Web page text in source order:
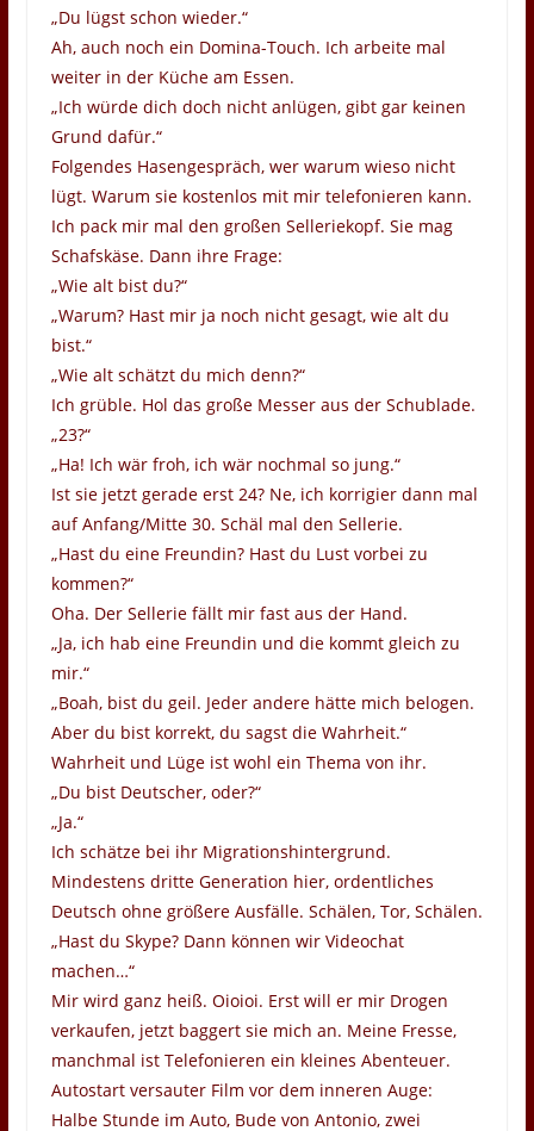
„Du lügst schon wieder.“
Ah, auch noch ein Domina-Touch. Ich arbeite mal
weiter in der Küche am Essen.
„Ich würde dich doch nicht anlügen, gibt gar keinen
Grund dafür.“
Folgendes Hasengespräch, wer warum wieso nicht
lügt. Warum sie kostenlos mit mir telefonieren kann.
Ich pack mir mal den großen Selleriekopf. Sie mag
Schafskäse. Dann ihre Frage:
„Wie alt bist du?“
„Warum? Hast mir ja noch nicht gesagt, wie alt du
bist.“
„Wie alt schätzt du mich denn?“
Ich grüble. Hol das große Messer aus der Schublade.
„23?“
„Ha! Ich wär froh, ich wär nochmal so jung.“
Ist sie jetzt gerade erst 24? Ne, ich korrigier dann mal
auf Anfang/Mitte 30. Schäl mal den Sellerie.
„Hast du eine Freundin? Hast du Lust vorbei zu
kommen?“
Oha. Der Sellerie fällt mir fast aus der Hand.
„Ja, ich hab eine Freundin und die kommt gleich zu
mir.“
„Boah, bist du geil. Jeder andere hätte mich belogen.
Aber du bist korrekt, du sagst die Wahrheit.“
Wahrheit und Lüge ist wohl ein Thema von ihr.
„Du bist Deutscher, oder?“
„Ja.“
Ich schätze bei ihr Migrationshintergrund.
Mindestens dritte Generation hier, ordentliches
Deutsch ohne größere Ausfälle. Schälen, Tor, Schälen.
„Hast du Skype? Dann können wir Videochat
machen…“
Mir wird ganz heiß. Oioioi. Erst will er mir Drogen
verkaufen, jetzt baggert sie mich an. Meine Fresse,
manchmal ist Telefonieren ein kleines Abenteuer.
Autostart versauter Film vor dem inneren Auge:
Halbe Stunde im Auto, Bude von Antonio, zwei